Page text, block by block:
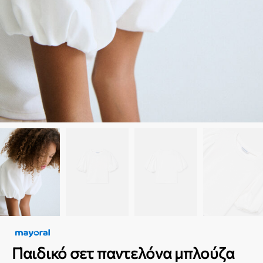
Παιδικό σετ παντελόνα μπλούζα